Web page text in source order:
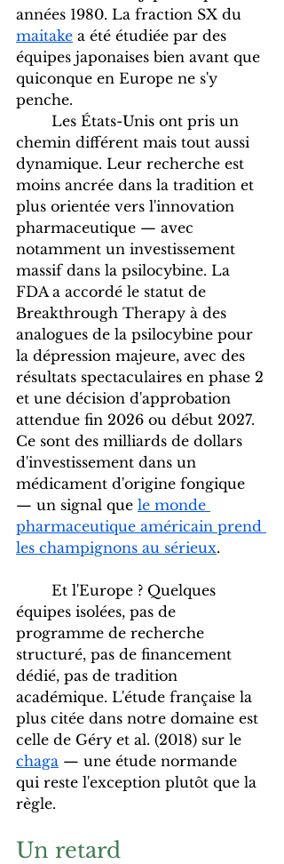
années 1980. La fraction SX du
maitake a été étudiée par des
équipes japonaises bien avant que
quiconque en Europe ne s'y
penche.
chemin différent mais tout aussi
dynamique. Leur recherche est
moins ancrée dans la tradition et
plus orientée vers l'innovation
pharmaceutique — avec
notamment un investissement
massif dans la psilocybine. La
FDA a accordé le statut de
Breakthrough Therapy à des
analogues de la psilocybine pour
la dépression majeure, avec des
résultats spectaculaires en phase 2
et une décision d'approbation
attendue fin 2026 ou début 2027.
Ce sont des milliards de dollars
d'investissement dans un
médicament d'origine fongique
— un signal que le monde
pharmaceutique américain prend
les champignons au sérieux.
équipes isolées, pas de
programme de recherche
structuré, pas de financement
dédié, pas de tradition
académique. L'étude française la
plus citée dans notre domaine est
celle de Géry et al. (2018) sur le
chaga — une étude normande
qui reste l'exception plutôt que la
règle.
Un retard